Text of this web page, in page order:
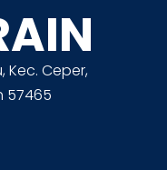
Kec. Ceper,
57465